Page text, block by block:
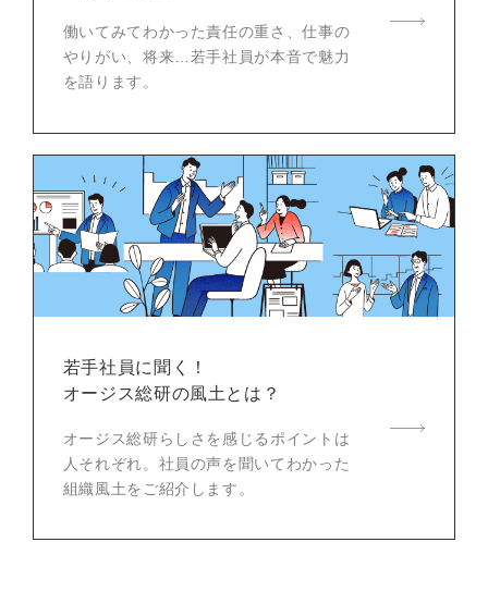
働いてみてわかった責任の重さ、仕事の
やりがい、将来…若手社員が本音で魅力
を語ります。
若手社員に聞く！
オージス総研の風土とは？
オージス総研らしさを感じるポイントは
人それぞれ。社員の声を聞いてわかった
組織風土をご紹介します。